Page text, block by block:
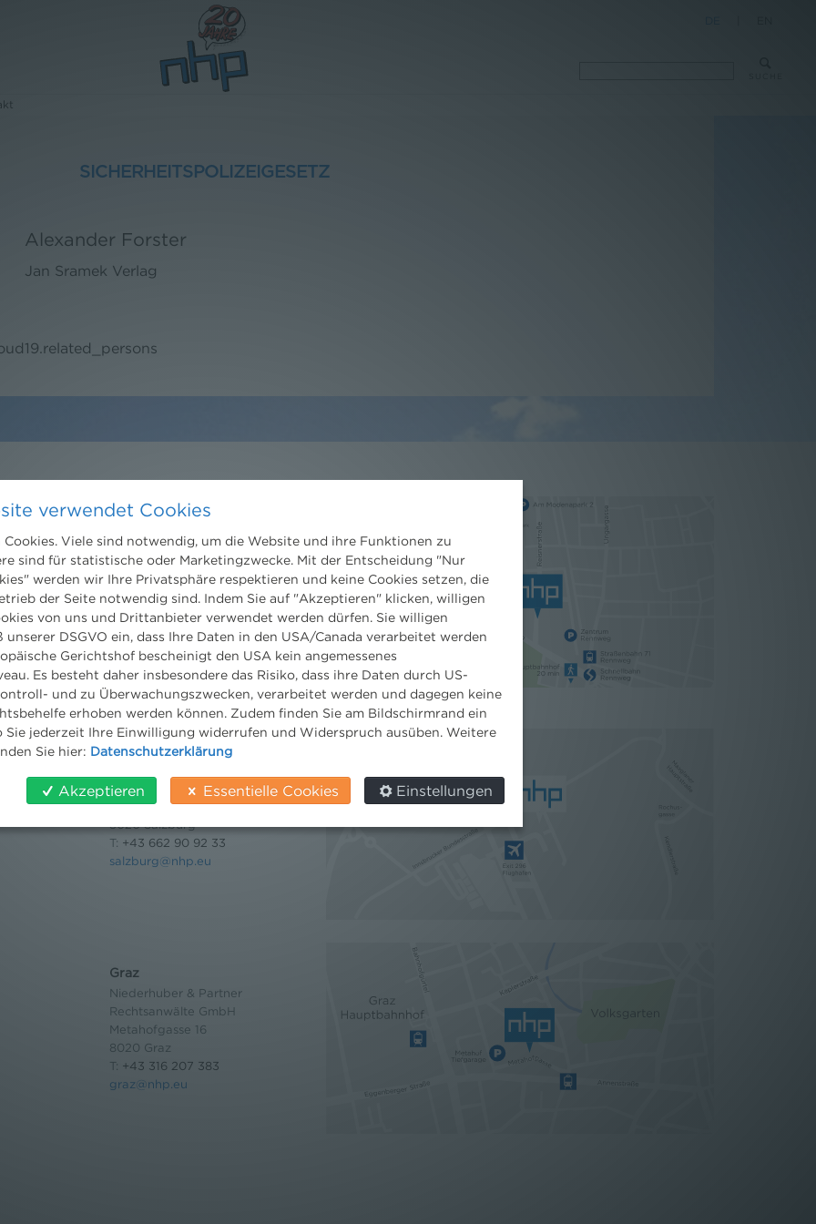
SICHERHEITSPOLIZEIGESETZ
Alexander Forster
Jan Sramek Verlag
Kontakt
Wien
Niederhuber & Partner
Rechtsanwälte GmbH
Reisnerstraße 53, 1030 Wien
T:+43 1 513 21 24-0
F: +43 1 513 21 24-300
office@nhp.eu
Salzburg
Rechtsanwälte GmbH
Wilhelm-Spazier-Straße 2a
5020 Salzburg
T: +43 662 90 92 33
salzburg@nhp.eu
Graz
Niederhuber & Partner
Rechtsanwälte GmbH
Metahofgasse 16
8020 Graz
T: +43 316 207 383
graz@nhp.eu
verwendet Cookies
Viele sind notwendig, um die Website und ihre Funktionen zu
sind für statistische oder Marketingzwecke. Mit der Entscheidung "Nur
werden wir Ihre Privatsphäre respektieren und keine Cookies setzen, die
der Seite notwendig sind. Indem Sie auf "Akzeptieren" klicken, willigen
von uns und Drittanbieter verwendet werden dürfen. Sie willigen
unserer DSGVO ein, dass Ihre Daten in den USA/Canada verarbeitet werden
Gerichtshof bescheinigt den USA kein angemessenes
Es besteht daher insbesondere das Risiko, dass ihre Daten durch US-
und zu Überwachungszwecken, verarbeitet werden und dagegen keine
erhoben werden können. Zudem finden Sie am Bildschirmrand ein
Sie jederzeit Ihre Einwilligung widerrufen und Widerspruch ausüben. Weitere
Sie hier: Datenschutzerklärung
Akzeptieren Essentielle Cookies Einstellungen